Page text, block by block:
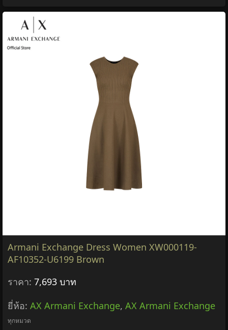
Armani Exchange Dress Women XW000119-
AF10352-U6199 Brown
ราคา: 7,693 บาท
ยี่ห้อ: AX Armani Exchange, AX Armani Exchange
ทุกหมวด